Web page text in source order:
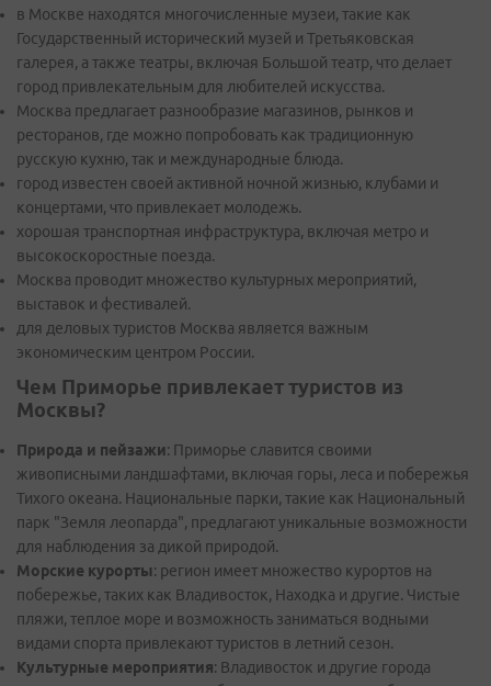
в Москве находятся многочисленные музеи, такие как
Государственный исторический музей и Третьяковская
галерея, а также театры, включая Большой театр, что делает
город привлекательным для любителей искусства.
Москва предлагает разнообразие магазинов, рынков и
ресторанов, где можно попробовать как традиционную
русскую кухню, так и международные блюда.
город известен своей активной ночной жизнью, клубами и
концертами, что привлекает молодежь.
хорошая транспортная инфраструктура, включая метро и
высокоскоростные поезда.
Москва проводит множество культурных мероприятий,
выставок и фестивалей.
для деловых туристов Москва является важным
экономическим центром России.
Чем Приморье привлекает туристов из
Москвы?
Природа и пейзажи: Приморье славится своими
живописными ландшафтами, включая горы, леса и побережья
Тихого океана. Национальные парки, такие как Национальный
парк "Земля леопарда", предлагают уникальные возможности
для наблюдения за дикой природой.
Морские курорты: регион имеет множество курортов на
побережье, таких как Владивосток, Находка и другие. Чистые
пляжи, теплое море и возможность заниматься водными
видами спорта привлекают туристов в летний сезон.
Культурные мероприятия: Владивосток и другие города